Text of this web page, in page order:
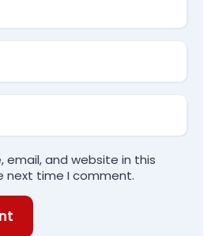
email, and website in this
next time I comment.